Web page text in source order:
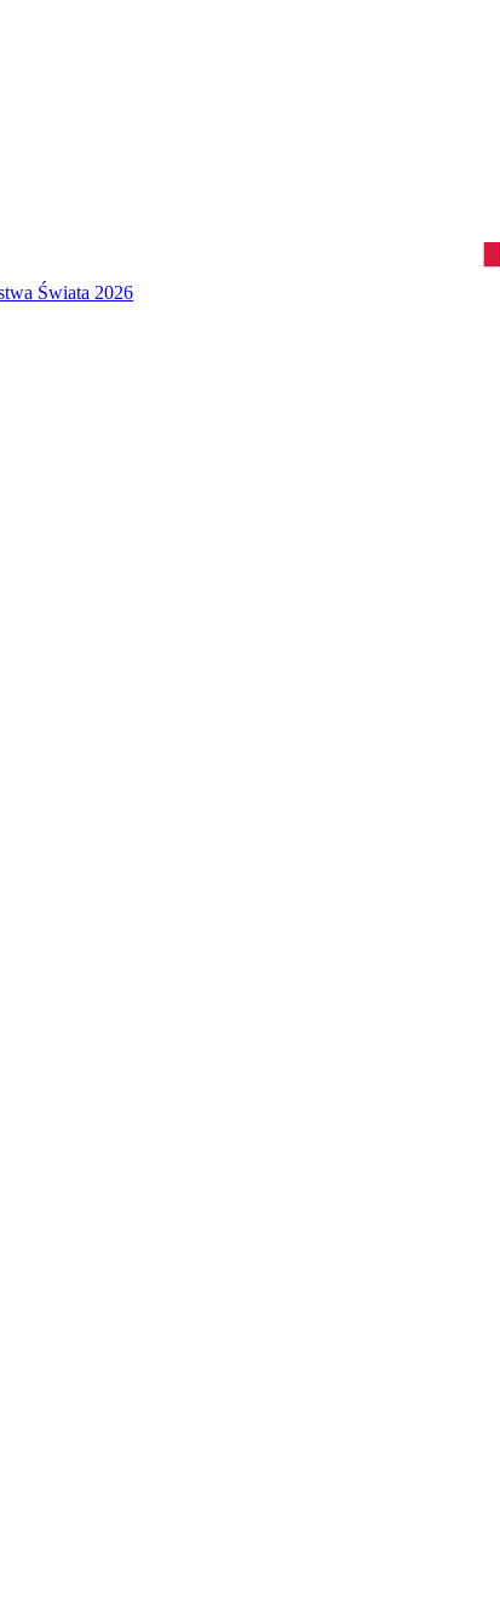
Świata 2026